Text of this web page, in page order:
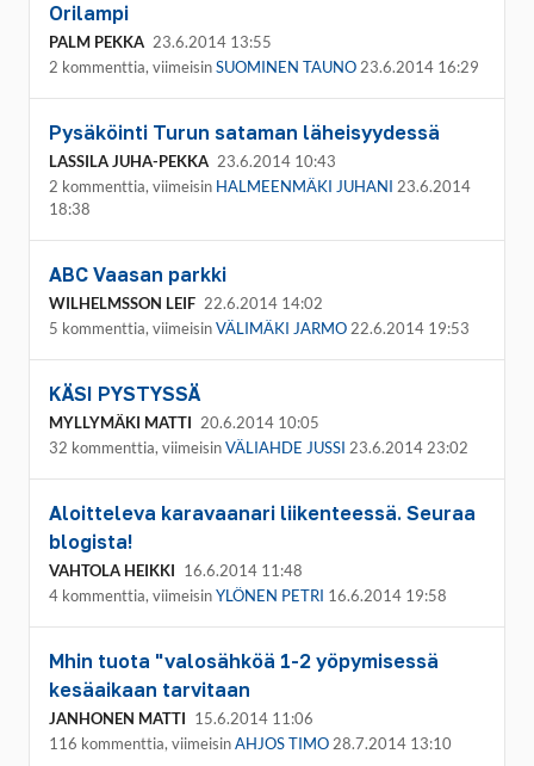
Orilampi
PALM PEKKA 23.6.2014 13:55
2 kommenttia, viimeisinSUOMINEN TAUNO 23.6.2014 16:29
Pysäköinti Turun sataman läheisyydessä
LASSILA JUHA-PEKKA 23.6.2014 10:43
2 kommenttia, viimeisin HALMEENMÄKI JUHANI 23.6.2014
18:38
ABC Vaasan parkki
WILHELMSSON LEIF 22.6.2014 14:02
5 kommenttia, viimeisinVÄLIMÄKI JARMO 22.6.2014 19:53
KÄSI PYSTYSSÄ
MYLLYMÄKI MATTI 20.6.2014 10:05
32 kommenttia, viimeisinVÄLIAHDE JUSSI 23.6.2014 23:02
Aloitteleva karavaanari liikenteessä. Seuraa
blogista!
VAHTOLA HEIKKI 16.6.2014 11:48
4 kommenttia, viimeisinYLÖNEN PETRI 16.6.2014 19:58
Mhin tuota "valosähköä 1-2 yöpymisessä
kesäaikaan tarvitaan
JANHONEN MATTI 15.6.2014 11:06
116 kommenttia, viimeisinAHJOS TIMO 28.7.2014 13:10